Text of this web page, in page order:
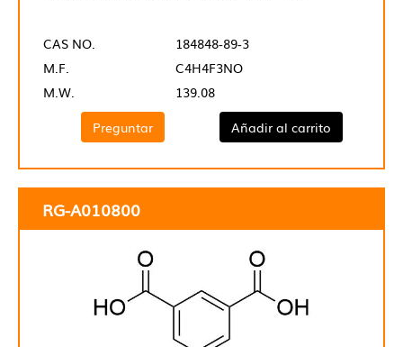
CAS NO.
184848-89-3
M.F.
C4H4F3NO
M.W.
139.08
Preguntar
Añadir al carrito
RG-A010800